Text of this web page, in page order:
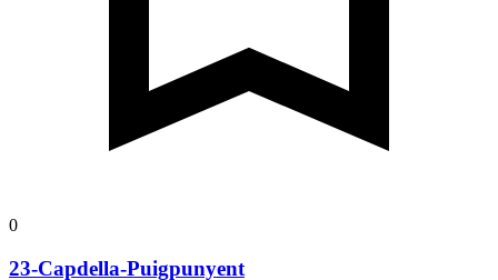
0
23-Capdella-Puigpunyent